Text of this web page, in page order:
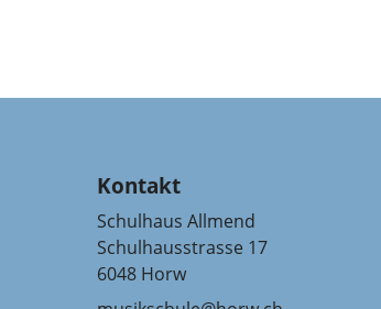
Kontakt
Schulhaus Allmend
Schulhausstrasse 17
6048 Horw